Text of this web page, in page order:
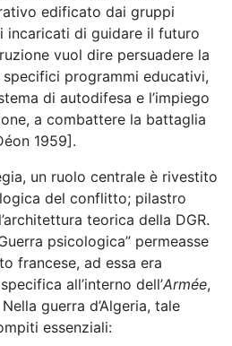
edificato dai gruppi
incaricati di guidare il futuro
vuol dire persuadere la
programmi educativi,
di autodifesa e l’impiego
a combattere la battaglia
1959].
un ruolo centrale è rivestito
del conflitto; pilastro
teorica della DGR.
psicologica” permeasse
francese, ad essa era
all’interno dell’Armée,
Nella guerra d’Algeria, tale
essenziali: